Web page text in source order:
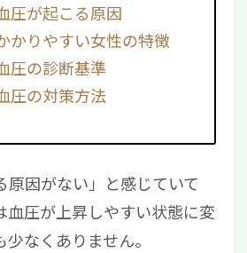
圧が起こる原因
かりやすい女性の特徴
圧の診断基準
圧の対策方法
原因がない」と感じていて
血圧が上昇しやすい状態に変
なくありません。